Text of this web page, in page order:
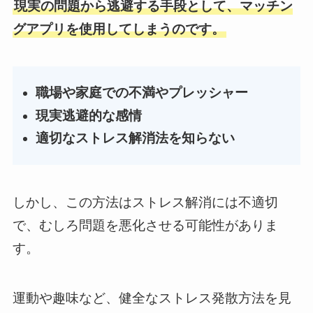
現実の問題から逃避する手段として、マッチン
グアプリを使用してしまうのです。
職場や家庭での不満やプレッシャー
現実逃避的な感情
適切なストレス解消法を知らない
しかし、この方法はストレス解消には不適切
で、むしろ問題を悪化させる可能性がありま
す。
運動や趣味など、健全なストレス発散方法を見